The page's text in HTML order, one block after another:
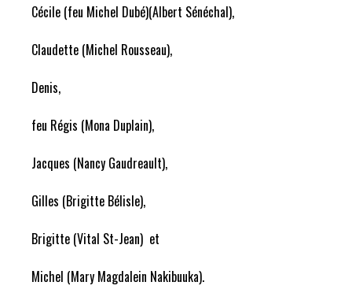
Cécile (feu Michel Dubé)(Albert Sénéchal),
Claudette (Michel Rousseau),
Denis,
feu Régis (Mona Duplain),
Jacques (Nancy Gaudreault),
Gilles (Brigitte Bélisle),
Brigitte (Vital St-Jean) et
Michel (Mary Magdalein Nakibuuka).